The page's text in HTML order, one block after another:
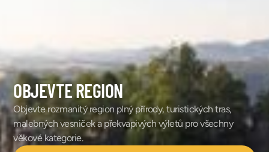
OBJEVTE REGION
Objevte rozmanitý region plný přírody, turistických tras,
malebných vesniček a překvapivých výletů pro všechny
věkové kategorie.